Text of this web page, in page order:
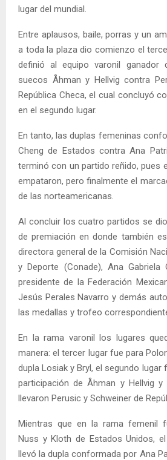
lugar del mundial.
Entre aplausos, baile, porras y un
a toda la plaza dio comienzo el
definió al equipo varonil ganador
suecos Åhman y Hellvig contra
República Checa, el cual concluyó
en el segundo lugar.
En tanto, las duplas femeninas
Cheng de Estados contra Ana
terminó con un partido reñido, pues
empataron, pero finalmente el
de las norteamericanas.
Al concluir los cuatro partidos se
de premiación en donde también
directora general de la Comisión
y Deporte (Conade), Ana Gabriela
presidente de la Federación
Jesús Perales Navarro y demás
las medallas y trofeo
En la rama varonil los lugares
manera: el tercer lugar fue para
dupla Losiak y Bryl, el segundo lugar
participación de Åhman y Hellvig
llevaron Perusic y Schweiner de
Mientras que en la rama femenil
Nuss y Kloth de Estados Unidos,
llevó la dupla conformada por Ana